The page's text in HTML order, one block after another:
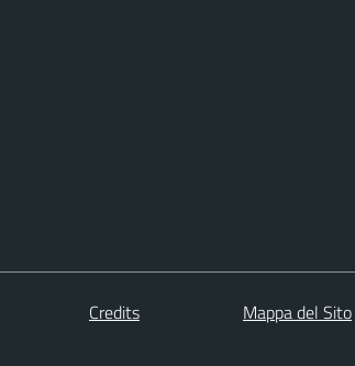
Credits Mappa del Sito